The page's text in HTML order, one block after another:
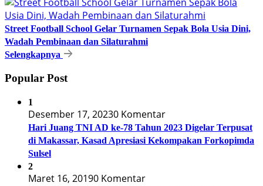
Street Football School Gelar Turnamen Sepak Bola Usia Dini,
Wadah Pembinaan dan Silaturahmi
Selengkapnya
Popular Post
1
Desember 17, 20230 Komentar
Hari Juang TNI AD ke-78 Tahun 2023 Digelar Terpusat
di Makassar, Kasad Apresiasi Kekompakan Forkopimda
Sulsel
2
Maret 16, 20190 Komentar